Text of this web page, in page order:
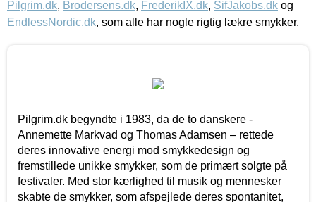
Pilgrim.dk, Brodersens.dk, FrederikIX.dk, SifJakobs.dk og
EndlessNordic.dk, som alle har nogle rigtig lækre smykker.
Pilgrim.dk begyndte i 1983, da de to danskere -
Annemette Markvad og Thomas Adamsen – rettede
deres innovative energi mod smykkedesign og
fremstillede unikke smykker, som de primært solgte på
festivaler. Med stor kærlighed til musik og mennesker
skabte de smykker, som afspejlede deres spontanitet,